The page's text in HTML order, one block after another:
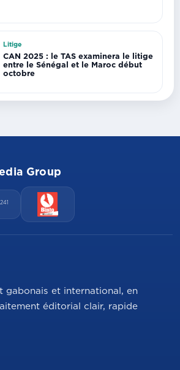
Litige
CAN 2025 : le TAS examinera le litige
entre le Sénégal et le Maroc début
octobre
Group
gabonais et international, en
éditorial clair, rapide